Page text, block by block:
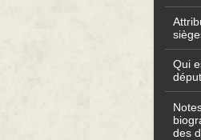
Qui
des